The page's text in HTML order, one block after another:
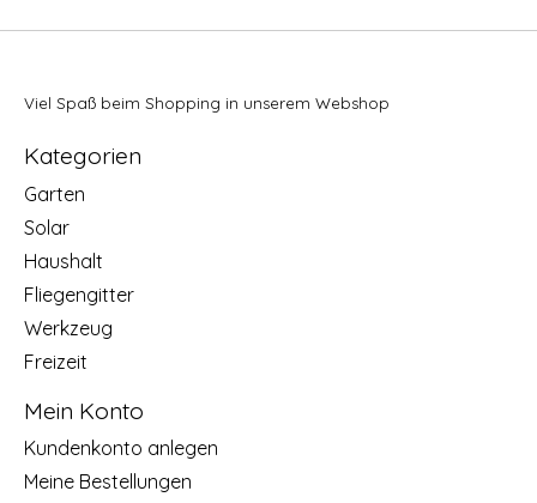
Viel Spaß beim Shopping in unserem Webshop
Kategorien
Garten
Solar
Haushalt
Fliegengitter
Werkzeug
Freizeit
Mein Konto
Kundenkonto anlegen
Meine Bestellungen